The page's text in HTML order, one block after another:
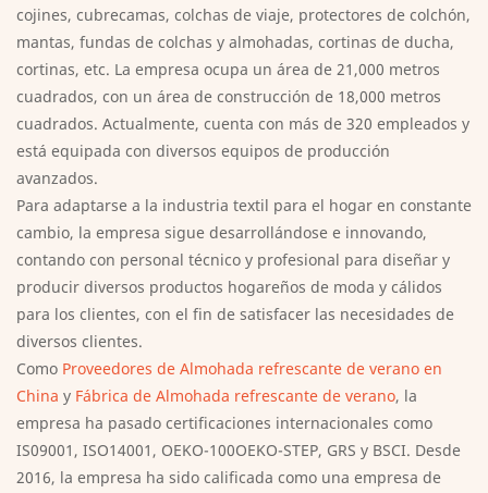
cojines, cubrecamas, colchas de viaje, protectores de colchón,
mantas, fundas de colchas y almohadas, cortinas de ducha,
cortinas, etc. La empresa ocupa un área de 21,000 metros
cuadrados, con un área de construcción de 18,000 metros
cuadrados. Actualmente, cuenta con más de 320 empleados y
está equipada con diversos equipos de producción
avanzados.
Para adaptarse a la industria textil para el hogar en constante
cambio, la empresa sigue desarrollándose e innovando,
contando con personal técnico y profesional para diseñar y
producir diversos productos hogareños de moda y cálidos
para los clientes, con el fin de satisfacer las necesidades de
diversos clientes.
Como Proveedores de Almohada refrescante de verano en
China y Fábrica de Almohada refrescante de verano, la
empresa ha pasado certificaciones internacionales como
IS09001, ISO14001, OEKO-100OEKO-STEP, GRS y BSCI. Desde
2016, la empresa ha sido calificada como una empresa de